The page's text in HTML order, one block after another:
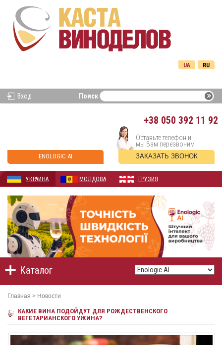
RU
UA
Вход Поиск
+38 050 392 11 92
ENOLOGIC AI
Оставьте телефон и
мы Вам перезвоним
ЗАКАЗАТЬ ЗВОНОК
УКРАИНА МОЛДОВА ГРУЗИЯ
Каталог
Главная > Новости
КАКИЕ ВИНА ПОДОЙДУТ ДЛЯ РОЖДЕСТВЕНСКОГО
ВЕГЕТАРИАНСКОГО УЖИНА?